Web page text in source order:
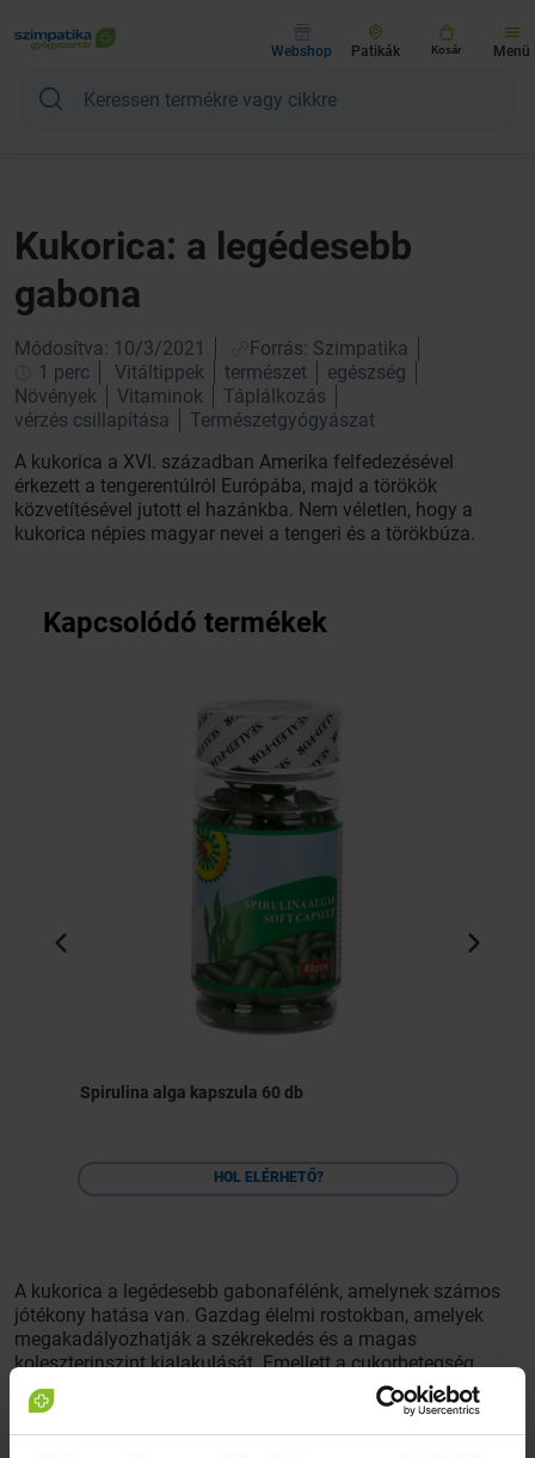
Webshop Patikák Kosár Menü
Kukorica: a legédesebb
gabona
Módosítva: 10/3/2021
Forrás: Szimpatika
1 perc
Vitáltippek természet
egészség
Növények
Vitaminok
Táplálkozás
vérzés csillapítása
Természetgyógyászat
A kukorica a XVI. században Amerika felfedezésével
érkezett a tengerentúlról Európába, majd a törökök
közvetítésével jutott el hazánkba. Nem véletlen, hogy a
kukorica népies magyar nevei a tengeri és a törökbúza.
Kapcsolódó termékek
Spirulina alga kapszula 60 db
HOL ELÉRHETŐ?
A kukorica a legédesebb gabonafélénk, amelynek számos
jótékony hatása van. Gazdag élelmi rostokban, amelyek
megakadályozhatják a székrekedés és a magas
koleszterinszint kialakulását. Emellett a cukorbetegség
kontrollálásában és a szívroham megelőzésében is segíthet.